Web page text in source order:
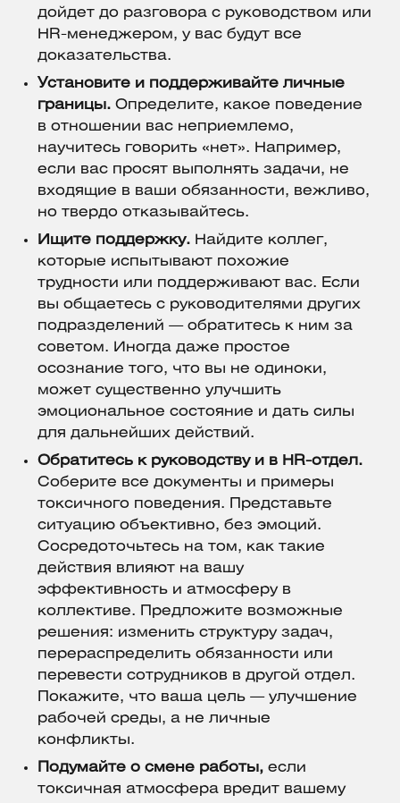
дойдет до разговора с руководством или
HR-менеджером, у вас будут все
доказательства.
Установите и поддерживайте личные
границы. Определите, какое поведение
в отношении вас неприемлемо,
научитесь говорить «нет». Например,
если вас просят выполнять задачи, не
входящие в ваши обязанности, вежливо,
но твердо отказывайтесь.
Ищите поддержку. Найдите коллег,
которые испытывают похожие
трудности или поддерживают вас. Если
вы общаетесь с руководителями других
подразделений — обратитесь к ним за
советом. Иногда даже простое
осознание того, что вы не одиноки,
может существенно улучшить
эмоциональное состояние и дать силы
для дальнейших действий.
Обратитесь к руководству и в HR-отдел.
Соберите все документы и примеры
токсичного поведения. Представьте
ситуацию объективно, без эмоций.
Сосредоточьтесь на том, как такие
действия влияют на вашу
эффективность и атмосферу в
коллективе. Предложите возможные
решения: изменить структуру задач,
перераспределить обязанности или
перевести сотрудников в другой отдел.
Покажите, что ваша цель — улучшение
рабочей среды, а не личные
конфликты.
Подумайте о смене работы, если
токсичная атмосфера вредит вашему